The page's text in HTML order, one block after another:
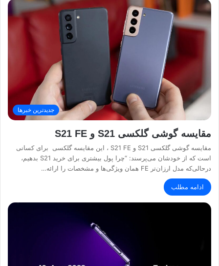
جدیدترین خبرها
مقایسه گوشی گلکسی S21 و S21 FE
مقایسه گوشی گلکسی S21 و S21 FE ، این مقایسه گلکسی برای کسانی
است که از خودشان می‌پرسند: “چرا پول بیشتری برای خرید S21 بدهیم،
درحالی‌که مدل ارزان‌تر FE همان ویژگی‌ها و مشخصات را ارائه…
ادامه مطلب